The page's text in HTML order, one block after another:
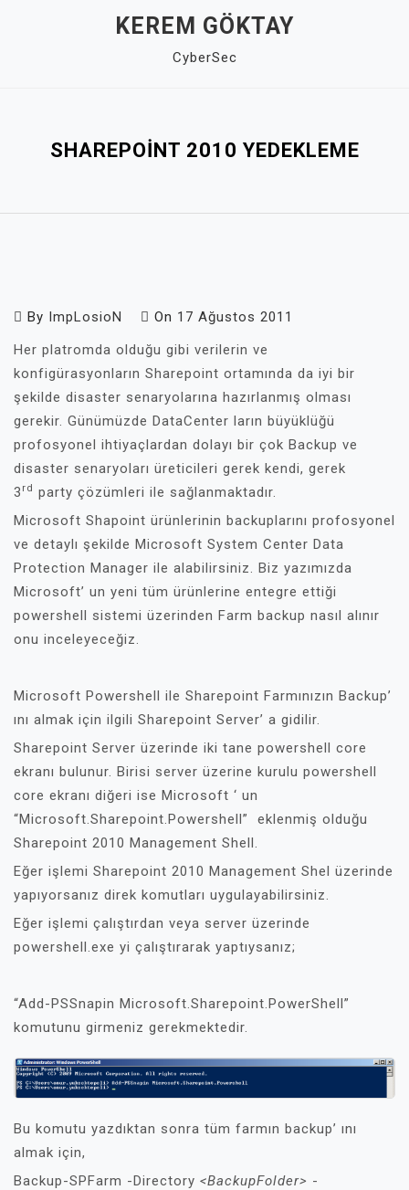
KEREM GÖKTAY
CyberSec
SHAREPOINT 2010 YEDEKLEME
By ImpLosioN On 17 Ağustos 2011
Her platromda olduğu gibi verilerin ve
konfigürasyonların Sharepoint ortamında da iyi bir
şekilde disaster senaryolarına hazırlanmış olması
gerekir. Günümüzde DataCenter ların büyüklüğü
profosyonel ihtiyaçlardan dolayı bir çok Backup ve
disaster senaryoları üreticileri gerek kendi, gerek
3 rd
party çözümleri ile sağlanmaktadır.
Microsoft Shapoint ürünlerinin backuplarını profosyonel
ve detaylı şekilde Microsoft System Center Data
Protection Manager ile alabilirsiniz. Biz yazımızda
Microsoft’ un yeni tüm ürünlerine entegre ettiği
powershell sistemi üzerinden Farm backup nasıl alınır
onu inceleyeceğiz.
Microsoft Powershell ile Sharepoint Farmınızın Backup’
ını almak için ilgili Sharepoint Server’ a gidilir.
Sharepoint Server üzerinde iki tane powershell core
ekranı bulunur. Birisi server üzerine kurulu powershell
core ekranı diğeri ise Microsoft ‘ un
“Microsoft.Sharepoint.Powershell” eklenmiş olduğu
Sharepoint 2010 Management Shell.
Eğer işlemi Sharepoint 2010 Management Shel üzerinde
yapıyorsanız direk komutları uygulayabilirsiniz.
Eğer işlemi çalıştırdan veya server üzerinde
powershell.exe yi çalıştırarak yaptıysanız;
“Add-PSSnapin Microsoft.Sharepoint.PowerShell”
komutunu girmeniz gerekmektedir.
Bu komutu yazdıktan sonra tüm farmın backup’ ını
almak için,
Backup-SPFarm -Directory <BackupFolder> -